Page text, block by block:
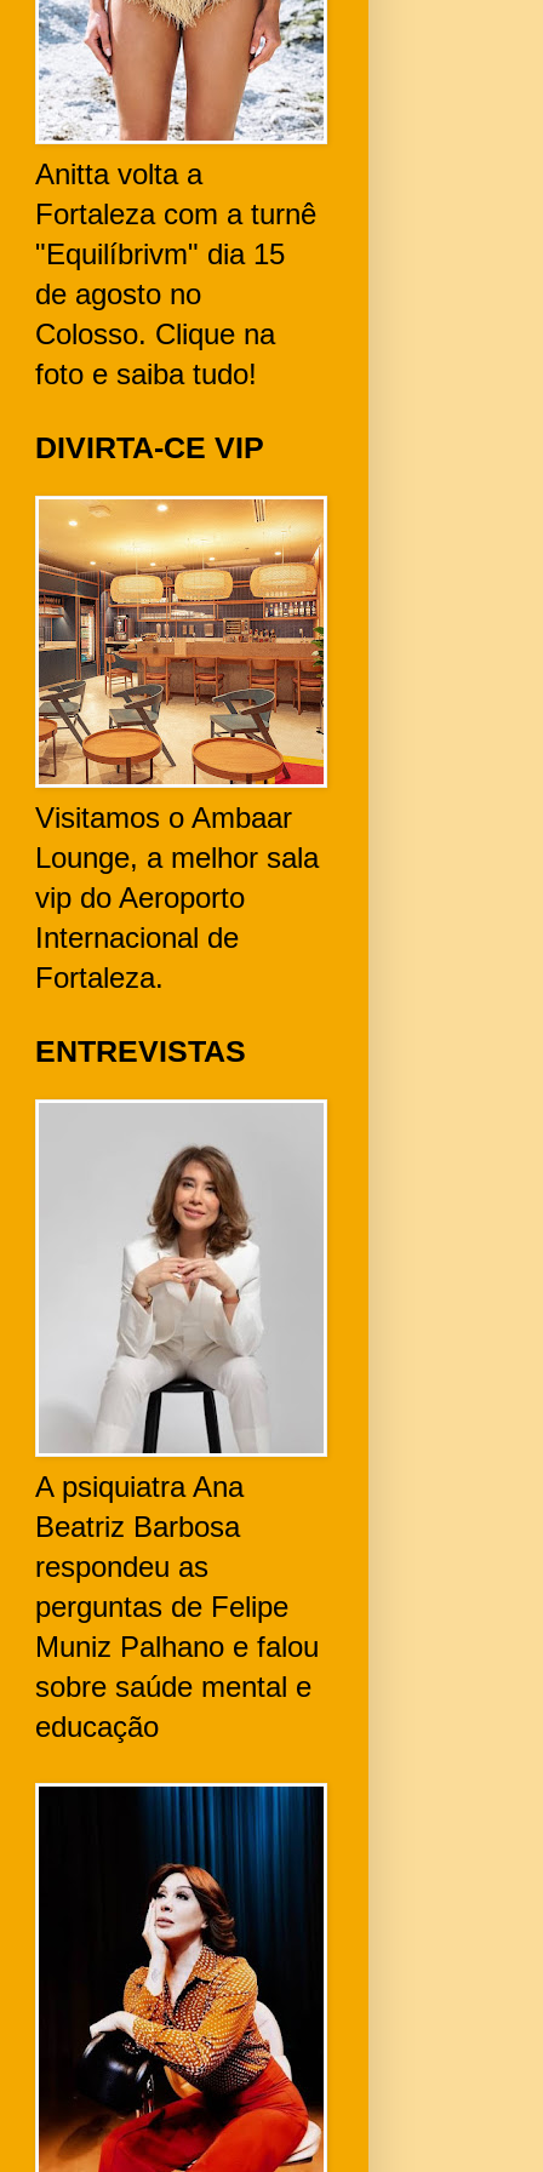
Anitta volta a
Fortaleza com a turnê
"Equilíbrivm" dia 15
de agosto no
Colosso. Clique na
foto e saiba tudo!
DIVIRTA-CE VIP
Visitamos o Ambaar
Lounge, a melhor sala
vip do Aeroporto
Internacional de
Fortaleza.
ENTREVISTAS
A psiquiatra Ana
Beatriz Barbosa
respondeu as
perguntas de Felipe
Muniz Palhano e falou
sobre saúde mental e
educação